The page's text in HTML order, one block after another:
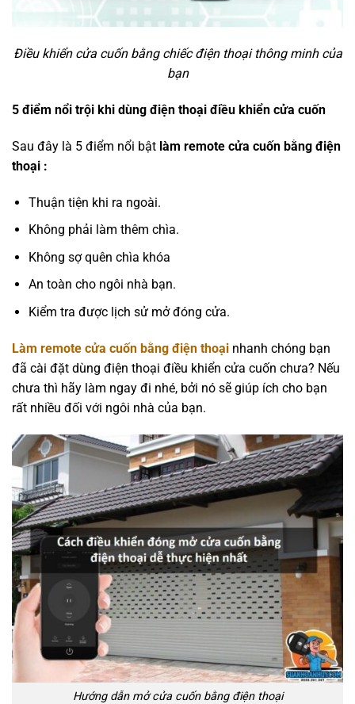
Điều khiển cửa cuốn bằng chiếc điện thoại thông minh của
bạn
5 điểm nổi trội khi dùng điện thoại điều khiển cửa cuốn
Sau đây là 5 điểm nổi bật làm remote cửa cuốn bằng điện
thoại :
Thuận tiện khi ra ngoài.
Không phải làm thêm chìa.
Không sợ quên chìa khóa
An toàn cho ngôi nhà bạn.
Kiểm tra được lịch sử mở đóng cửa.
Làm remote cửa cuốn bằng điện thoại nhanh chóng bạn
đã cài đặt dùng điện thoại điều khiển cửa cuốn chưa? Nếu
chưa thì hãy làm ngay đi nhé, bởi nó sẽ giúp ích cho bạn
rất nhiều đối với ngôi nhà của bạn.
Hướng dẫn mở cửa cuốn bằng điện thoại